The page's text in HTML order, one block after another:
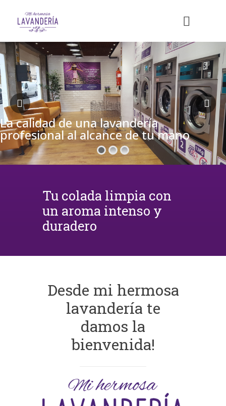
La calidad de una lavandería
profesional al alcance de tu mano
Tu colada limpia con
un aroma intenso y
duradero
Desde mi hermosa
lavandería te
damos la
bienvenida!